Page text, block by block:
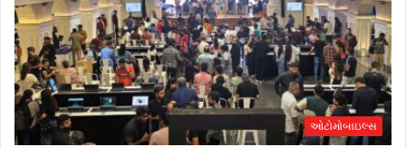
ઓટોમોબાઇલ્સ